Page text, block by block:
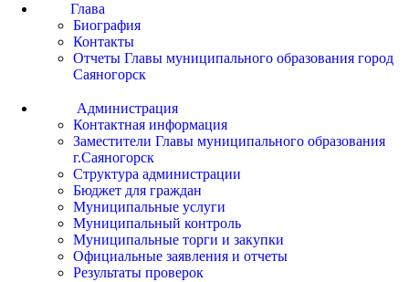
Глава
Биография
Контакты
Отчеты Главы муниципального образования город
Саяногорск
Администрация
Контактная информация
Заместители Главы муниципального образования
г.Саяногорск
Структура администрации
Бюджет для граждан
Муниципальные услуги
Муниципальный контроль
Муниципальные торги и закупки
Официальные заявления и отчеты
Результаты проверок